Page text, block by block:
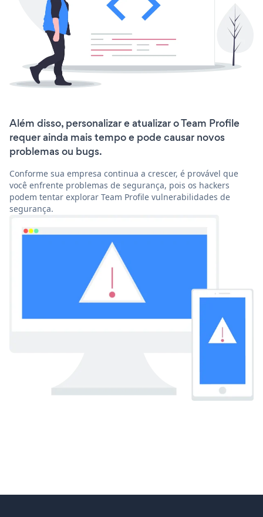
Além disso, personalizar e atualizar o Team Profile
requer ainda mais tempo e pode causar novos
problemas ou bugs.
Conforme sua empresa continua a crescer, é provável que
você enfrente problemas de segurança, pois os hackers
podem tentar explorar Team Profile vulnerabilidades de
segurança.